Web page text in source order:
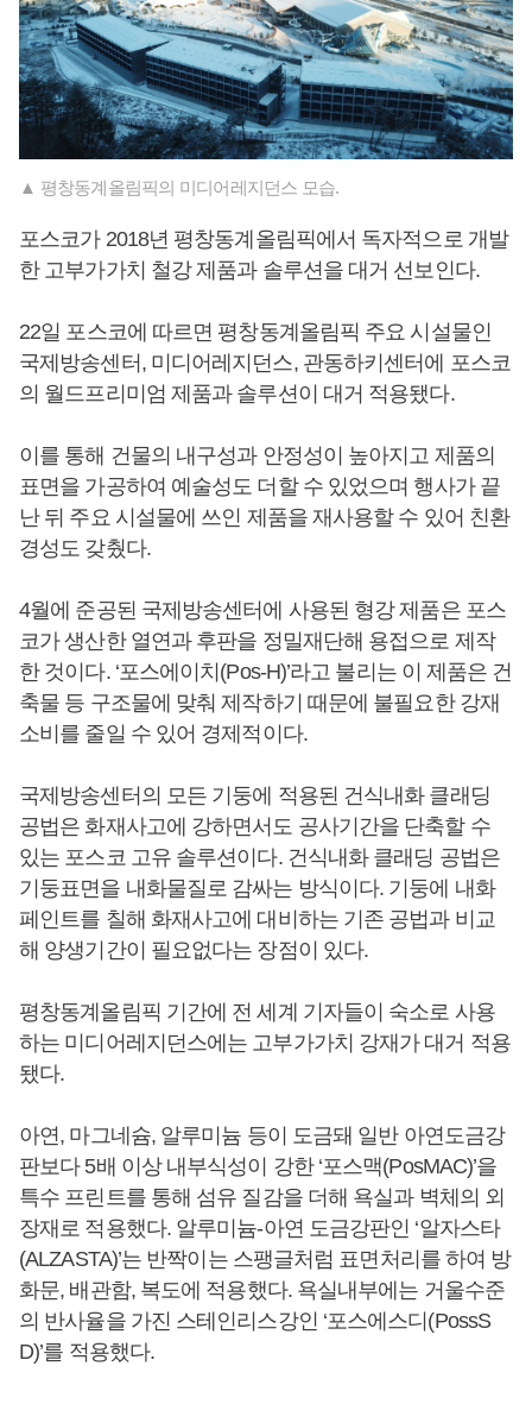
▲ 평창동계올림픽의 미디어레지던스 모습.
포스코가 2018년 평창동계올림픽에서 독자적으로 개발
한 고부가가치 철강 제품과 솔루션을 대거 선보인다.
22일 포스코에 따르면 평창동계올림픽 주요 시설물인
국제방송센터, 미디어레지던스, 관동하키센터에 포스코
의 월드프리미엄 제품과 솔루션이 대거 적용됐다.
이를 통해 건물의 내구성과 안정성이 높아지고 제품의
표면을 가공하여 예술성도 더할 수 있었으며 행사가 끝
난 뒤 주요 시설물에 쓰인 제품을 재사용할 수 있어 친환
경성도 갖췄다.
4월에 준공된 국제방송센터에 사용된 형강 제품은 포스
코가 생산한 열연과 후판을 정밀재단해 용접으로 제작
한 것이다. ‘포스에이치(Pos-H)’라고 불리는 이 제품은 건
축물 등 구조물에 맞춰 제작하기 때문에 불필요한 강재
소비를 줄일 수 있어 경제적이다.
국제방송센터의 모든 기둥에 적용된 건식내화 클래딩
공법은 화재사고에 강하면서도 공사기간을 단축할 수
있는 포스코 고유 솔루션이다. 건식내화 클래딩 공법은
기둥표면을 내화물질로 감싸는 방식이다. 기둥에 내화
페인트를 칠해 화재사고에 대비하는 기존 공법과 비교
해 양생기간이 필요없다는 장점이 있다.
평창동계올림픽 기간에 전 세계 기자들이 숙소로 사용
하는 미디어레지던스에는 고부가가치 강재가 대거 적용
됐다.
아연, 마그네슘, 알루미늄 등이 도금돼 일반 아연도금강
판보다 5배 이상 내부식성이 강한 ‘포스맥(PosMAC)’을
특수 프린트를 통해 섬유 질감을 더해 욕실과 벽체의 외
장재로 적용했다. 알루미늄-아연 도금강판인 ‘알자스타
(ALZASTA)’는 반짝이는 스팽글처럼 표면처리를 하여 방
화문, 배관함, 복도에 적용했다. 욕실내부에는 거울수준
의 반사율을 가진 스테인리스강인 ‘포스에스디(PossS
D)’를 적용했다.